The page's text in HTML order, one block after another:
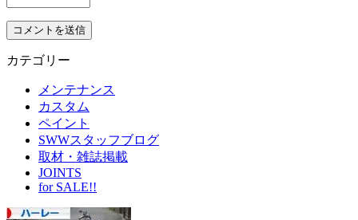
カテゴリー
メンテナンス
カスタム
ペイント
SWWスタッフブログ
取材・雑誌掲載
JOINTS
for SALE!!